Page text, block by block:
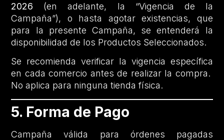
2026 (en adelante, la “Vigencia de la
Campaña”), o hasta agotar existencias, que
para la presente Campaña, se entenderá la
disponibilidad de los Productos Seleccionados.
Se recomienda verificar la vigencia específica
en cada comercio antes de realizar la compra.
No aplica para ninguna tienda física.
5. Forma de Pago
Campaña válida para órdenes pagadas